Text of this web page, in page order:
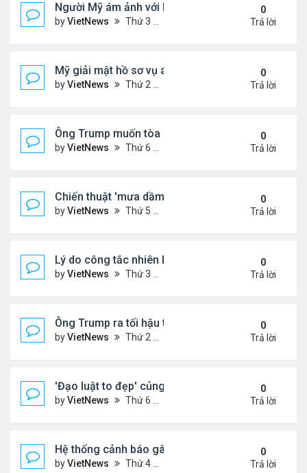
Người Mỹ ám ảnh với hồ sơ Epstein
byVietNews Thứ 3 Tháng 7 22, 2025 5:08 pm
0
Trả lời
Mỹ giải mật hồ sơ vụ ám sát Martin Luther King Jr.
byVietNews Thứ 2 Tháng 7 21, 2025 5:36 pm
0
Trả lời
Ông Trump muốn tòa cho phép công bố hồ sơ về
byVietNews Thứ 6 Tháng 7 18, 2025 3:50 pm
0
Trả lời
Chiến thuật 'mưa dầm' của châu Âu đẩy ông
byVietNews Thứ 5 Tháng 7 17, 2025 9:34 am
0
Trả lời
Lý do công tắc nhiên liệu máy bay nằm ở vị trí dễ
byVietNews Thứ 3 Tháng 7 15, 2025 5:56 pm
0
Trả lời
Ông Trump ra tối hậu thư với Nga
byVietNews Thứ 2 Tháng 7 14, 2025 12:49 pm
0
Trả lời
'Đạo luật to đẹp' củng cố quyền lực của ông
byVietNews Thứ 6 Tháng 7 11, 2025 8:45 am
0
Trả lời
Hệ thống cảnh báo gây tranh cãi trong thảm kịch
byVietNews Thứ 4 Tháng 7 09, 2025 5:42 pm
0
Trả lời